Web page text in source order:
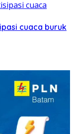
cuaca buruk